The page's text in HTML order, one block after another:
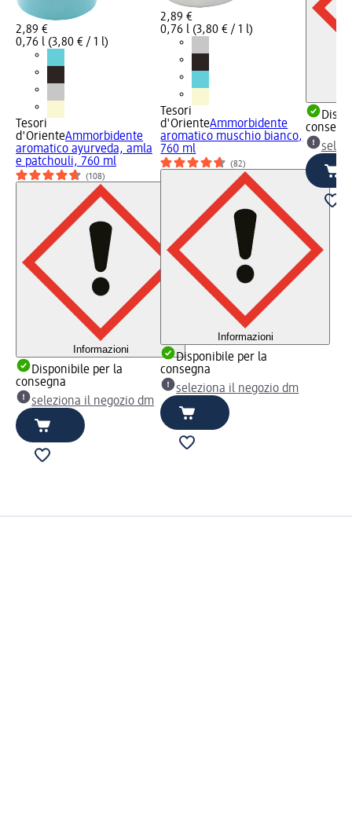
2,89 €
0,76 l (3,80 € / 1 l)
Tesori
d'OrienteAmmorbidente
aromatico ayurveda, amla
e patchouli, 760 ml
(108)
Informazioni
Disponibile per la
consegna
seleziona il negozio dm
2,89 €
0,76 l (3,80 € / 1 l)
Tesori
d'OrienteAmmorbidente
aromatico muschio bianco,
760 ml
(82)
Informazioni
Disponibile per la
consegna
seleziona il negozio dm